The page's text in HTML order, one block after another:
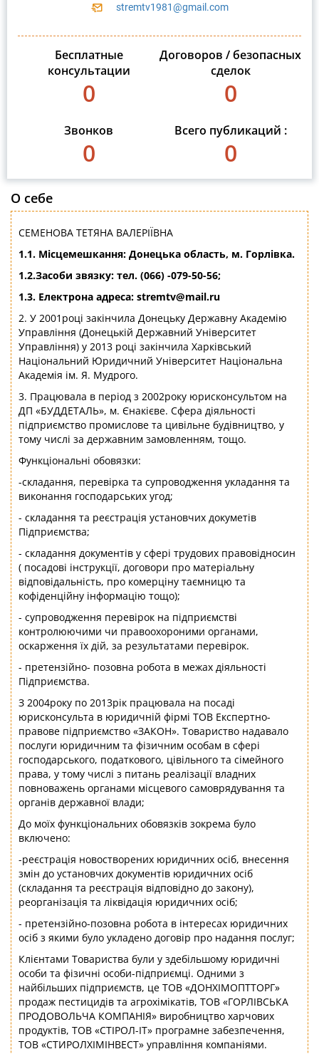
stremtv1981@gmail.com
Бесплатные
консультации
0
Звонков
0
Договоров / безопасных
сделок
0
Всего публикаций :
0
О себе
СЕМЕНОВА ТЕТЯНА ВАЛЕРІЇВНА
1.1. Місцемешкання: Донецька область, м. Горлівка.
1.2.Засоби звязку: тел. (066) -079-50-56;
1.3. Електрона адреса: stremtv@mail.ru
2. У 2001році закінчила Донецьку Державну Академію
Управління (Донецькій Державний Університет
Управління) у 2013 році закінчила Харківський
Національний Юридичний Університет Національна
Академія ім. Я. Мудрого.
3. Працювала в період з 2002року юрисконсультом на
ДП «БУДДЕТАЛЬ», м. Єнакієве. Сфера діяльності
підприємство промислове та цивільне будівництво, у
тому числі за державним замовленням, тощо.
Функціональні обовязки:
-складання, перевірка та супроводження укладання та
виконання господарських угод;
- складання та реєстрація установчих докуметів
Підприємства;
- складання документів у сфері трудових правовідносин
( посадові інструкції, договори про матеріальну
відповідальність, про комерціну таємницю та
кофіденційну інформацію тощо);
- супроводження перевірок на підприємстві
контролюючими чи правоохороними органами,
оскарження їх дій, за результатами перевірок.
- претензійно- позовна робота в межах діяльності
Підприємства.
З 2004року по 2013рік працювала на посаді
юрисконсульта в юридичній фірмі ТОВ Експертно-
правове підприємство «ЗАКОН». Товариство надавало
послуги юридичним та фізичним особам в сфері
господарського, податкового, цівільного та сімейного
права, у тому числі з питань реалізації владних
повноважень органами місцевого самоврядування та
органів державної влади;
До моїх функціональних обовязків зокрема було
включено:
-реєстрація новостворених юридичних осіб, внесення
змін до установчих документів юридичних осіб
(складання та реєстрація відповідно до закону),
реорганізація та ліквідація юридичних осіб;
- претензійно-позовна робота в інтересах юридичних
осіб з якими було укладено договір про надання послуг;
Клієнтами Товариства були у здебільшому юридичні
особи та фізичні особи-підприємці. Одними з
найбільших підприємств, це ТОВ «ДОНХІМОПТТОРГ»
продаж пестицидів та агрохімікатів, ТОВ «ГОРЛІВСЬКА
ПРОДОВОЛЬЧА КОМПАНІЯ» виробництво харчових
продуктів, ТОВ «СТІРОЛ-ІТ» програмне забезпечення,
ТОВ «СТИРОЛХІМІНВЕСТ» управління компаніями.